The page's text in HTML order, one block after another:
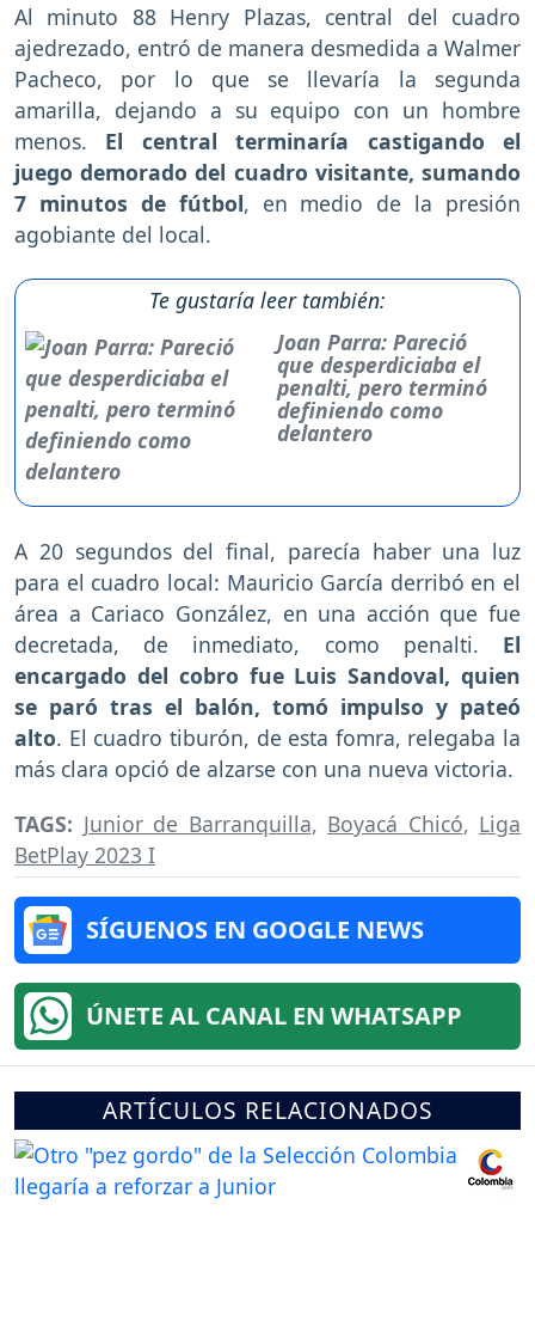
Al minuto 88 Henry Plazas, central del cuadro
ajedrezado, entró de manera desmedida a Walmer
Pacheco, por lo que se llevaría la segunda
amarilla, dejando a su equipo con un hombre
menos. El central terminaría castigando el
juego demorado del cuadro visitante, sumando
7 minutos de fútbol, en medio de la presión
agobiante del local.
Te gustaría leer también:
Joan Parra: Pareció
que desperdiciaba el
penalti, pero terminó
definiendo como
delantero
A 20 segundos del final, parecía haber una luz
para el cuadro local: Mauricio García derribó en el
área a Cariaco González, en una acción que fue
decretada, de inmediato, como penalti. El
encargado del cobro fue Luis Sandoval, quien
se paró tras el balón, tomó impulso y pateó
alto. El cuadro tiburón, de esta fomra, relegaba la
más clara opció de alzarse con una nueva victoria.
TAGS: Junior de Barranquilla, Boyacá Chicó, Liga
BetPlay 2023 I
SÍGUENOS EN GOOGLE NEWS
ÚNETE AL CANAL EN WHATSAPP
ARTÍCULOS RELACIONADOS